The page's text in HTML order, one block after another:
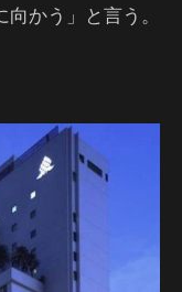
かう」と言う。